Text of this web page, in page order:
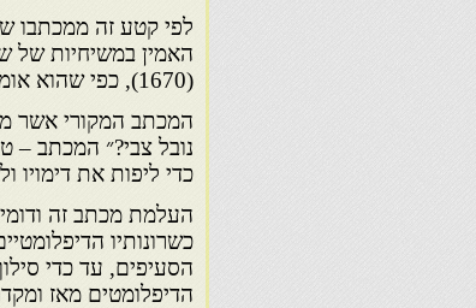
לפי קטע זה ממכתבו
האמין במשיחיות של
(1670), כפי שהוא אומר שזה יהיה באמת בשנת ת״ל.
המכתב המקורי אשר
נובל צבי?״ המכתב –
כדי ליפות את
העלמת מכתב זה
כשרונותיו
הסעיפים, עד כדי
הדיפלומטים מאז